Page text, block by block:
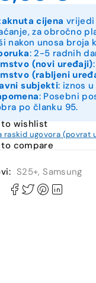
cijena vrijedi
za obročno
nakon unosa broja
: 2-5 radnih
(novi uređaji)
(rabljeni
subjekti: iznos
: Posebni
po članku 95.
wishlist
raskid ugovora (povrat
compare
S25+,Samsung